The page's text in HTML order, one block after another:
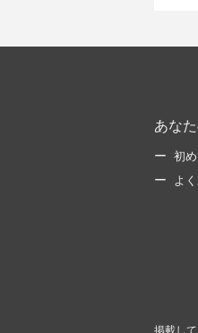
あな
初
よ
掲載し